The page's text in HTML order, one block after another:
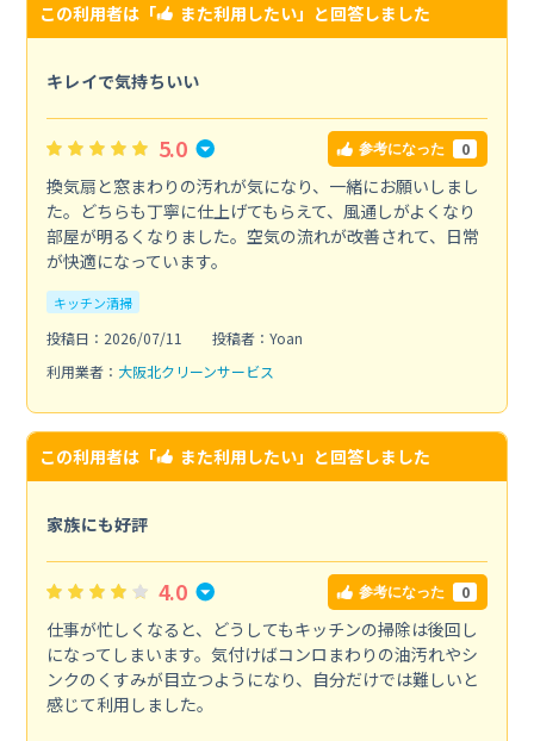
この利用者は「 また利用したい」と回答しました
キレイで気持ちいい
5.0 参考になった 0
換気扇と窓まわりの汚れが気になり、一緒にお願いしまし
た。どちらも丁寧に仕上げてもらえて、風通しがよくなり
部屋が明るくなりました。空気の流れが改善されて、日常
が快適になっています。
キッチン清掃
投稿日：2026/07/11
投稿者：Yoan
利用業者： 大阪北クリーンサービス
この利用者は「 また利用したい」と回答しました
家族にも好評
4.0 参考になった 0
仕事が忙しくなると、どうしてもキッチンの掃除は後回し
になってしまいます。気付けばコンロまわりの油汚れやシ
ンクのくすみが目立つようになり、自分だけでは難しいと
感じて利用しました。